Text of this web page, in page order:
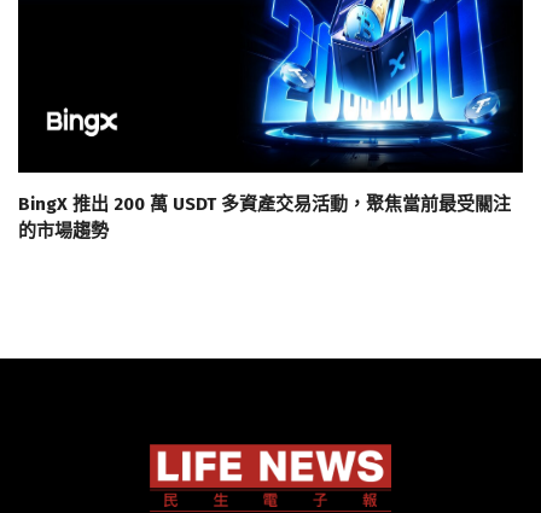
BingX 推出 200 萬 USDT 多資產交易活動，聚焦當前最受關注
的市場趨勢